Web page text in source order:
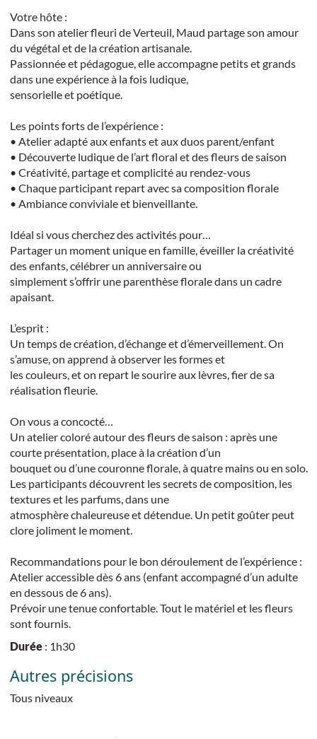
Votre hôte :
Dans son atelier fleuri de Verteuil, Maud partage son amour
du végétal et de la création artisanale.
Passionnée et pédagogue, elle accompagne petits et grands
dans une expérience à la fois ludique,
sensorielle et poétique.
Les points forts de l’expérience :
• Atelier adapté aux enfants et aux duos parent/enfant
• Découverte ludique de l’art floral et des fleurs de saison
• Créativité, partage et complicité au rendez-vous
• Chaque participant repart avec sa composition florale
• Ambiance conviviale et bienveillante.
Idéal si vous cherchez des activités pour…
Partager un moment unique en famille, éveiller la créativité
des enfants, célébrer un anniversaire ou
simplement s’offrir une parenthèse florale dans un cadre
apaisant.
L’esprit :
Un temps de création, d’échange et d’émerveillement. On
s’amuse, on apprend à observer les formes et
les couleurs, et on repart le sourire aux lèvres, fier de sa
réalisation fleurie.
On vous a concocté…
Un atelier coloré autour des fleurs de saison : après une
courte présentation, place à la création d’un
bouquet ou d’une couronne florale, à quatre mains ou en solo.
Les participants découvrent les secrets de composition, les
textures et les parfums, dans une
atmosphère chaleureuse et détendue. Un petit goûter peut
clore joliment le moment.
Recommandations pour le bon déroulement de l’expérience :
Atelier accessible dès 6 ans (enfant accompagné d’un adulte
en dessous de 6 ans).
Prévoir une tenue confortable. Tout le matériel et les fleurs
sont fournis.
Durée: 1h30
Autres précisions
Tous niveaux